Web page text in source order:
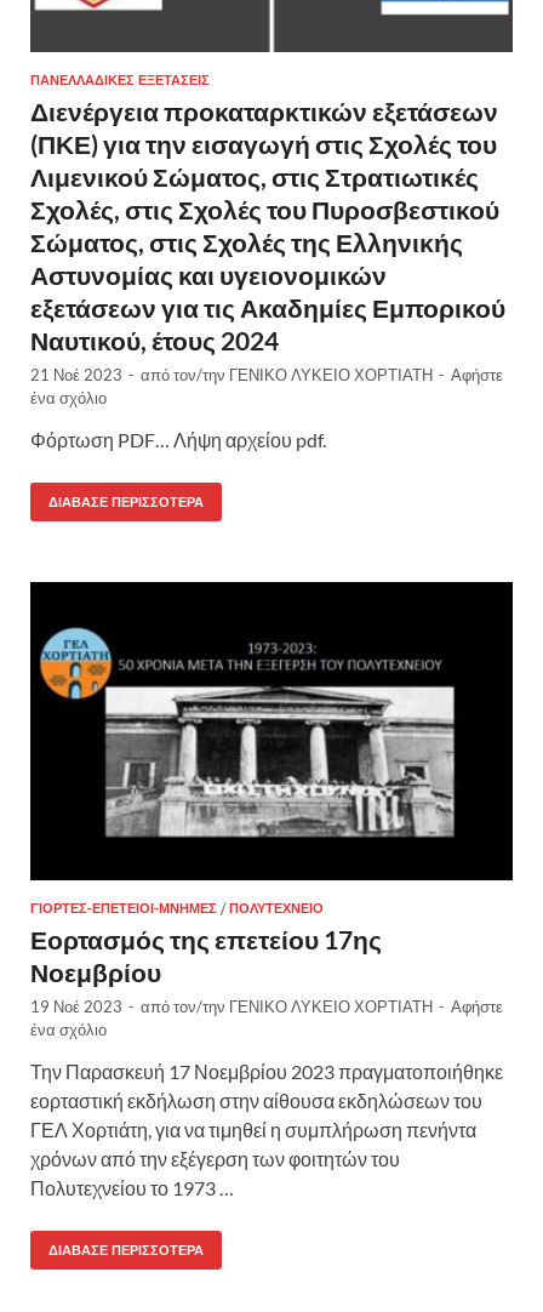
ΠΑΝΕΛΛΑΔΙΚΈΣ ΕΞΕΤΆΣΕΙΣ
Διενέργεια προκαταρκτικών εξετάσεων
(ΠΚΕ) για την εισαγωγή στις Σχολές του
Λιμενικού Σώματος, στις Στρατιωτικές
Σχολές, στις Σχολές του Πυροσβεστικού
Σώματος, στις Σχολές της Ελληνικής
Αστυνομίας και υγειονομικών
εξετάσεων για τις Ακαδημίες Εμπορικού
Ναυτικού, έτους 2024
21 Νοέ 2023 - από τον/την ΓΕΝΙΚΟ ΛΥΚΕΙΟ ΧΟΡΤΙΑΤΗ - Αφήστε
ένα σχόλιο
Φόρτωση PDF… Λήψη αρχείου pdf.
ΔΙΆΒΑΣΕ ΠΕΡΙΣΣΌΤΕΡΑ
ΓΙΟΡΤΈΣ-ΕΠΈΤΕΙΟΙ-ΜΝΉΜΕΣ /ΠΟΛΥΤΕΧΝΕΊΟ
Εορτασμός της επετείου 17ης
Νοεμβρίου
19 Νοέ 2023 - από τον/την ΓΕΝΙΚΟ ΛΥΚΕΙΟ ΧΟΡΤΙΑΤΗ - Αφήστε
ένα σχόλιο
Την Παρασκευή 17 Νοεμβρίου 2023 πραγματοποιήθηκε
εορταστική εκδήλωση στην αίθουσα εκδηλώσεων του
ΓΕΛ Χορτιάτη, για να τιμηθεί η συμπλήρωση πενήντα
χρόνων από την εξέγερση των φοιτητών του
Πολυτεχνείου το 1973 …
ΔΙΆΒΑΣΕ ΠΕΡΙΣΣΌΤΕΡΑ